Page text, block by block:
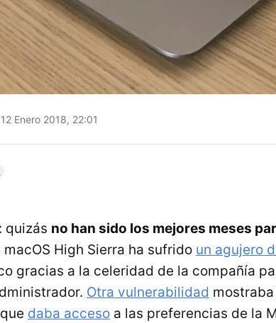
Enero 2018, 22:01
quizás no han sido los mejores meses
macOS High Sierra ha sufrido un agujero
gracias a la celeridad de la compañía
Otra vulnerabilidad
daba acceso a las preferencias de la